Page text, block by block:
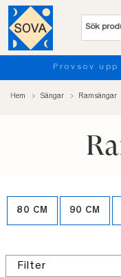
Provsov
Hem Sängar Ramsängar
80 CM 90 CM
Filter